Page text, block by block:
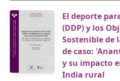
El deporte
(DDP) y los
Sostenible de
de caso:
y su impacto
India rural